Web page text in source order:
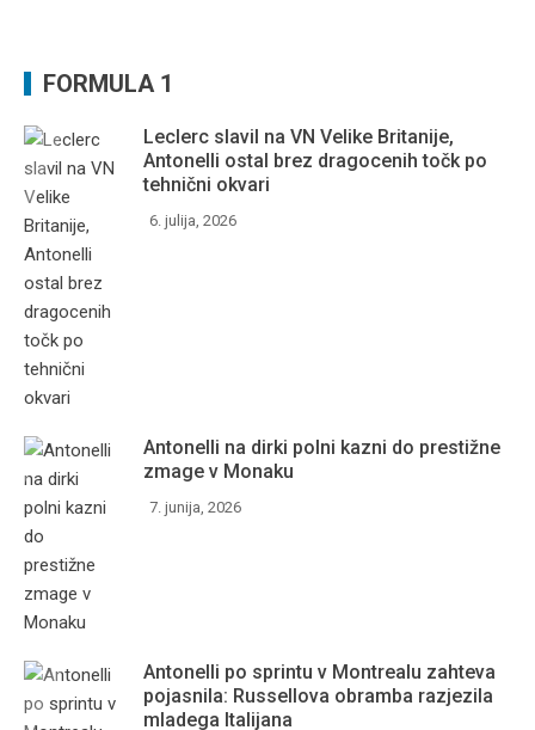
FORMULA 1
Leclerc slavil na VN Velike Britanije,
Antonelli ostal brez dragocenih točk po
tehnični okvari
6. julija, 2026
Antonelli na dirki polni kazni do prestižne
zmage v Monaku
7. junija, 2026
Antonelli po sprintu v Montrealu zahteva
pojasnila: Russellova obramba razjezila
mladega Italijana